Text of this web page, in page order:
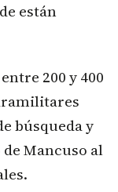
están
200 y 400
búsqueda y
Mancuso al